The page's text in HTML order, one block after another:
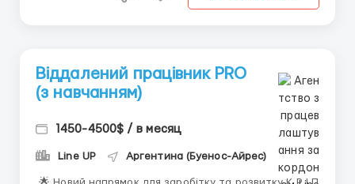
Віддалений працівник PRO
(з навчанням)
1450-4500$ / в месяц
Line UP Аргентина (Буенос-Айрес)